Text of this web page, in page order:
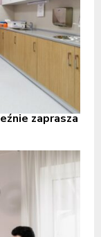
zaprasza